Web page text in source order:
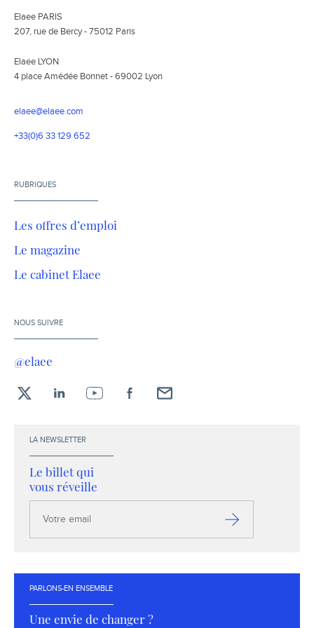
Elaee PARIS
207, rue de Bercy - 75012 Paris
Elaee LYON
4 place Amédée Bonnet - 69002 Lyon
elaee@elaee.com
+33(0)6 33 129 652
RUBRIQUES
Les offres d’emploi
Le magazine
Le cabinet Elaee
NOUS SUIVRE
@elaee
LA NEWSLETTER
Le billet qui
vous réveille
email
S’inscrire
PARLONS-EN ENSEMBLE
Une envie de changer ?